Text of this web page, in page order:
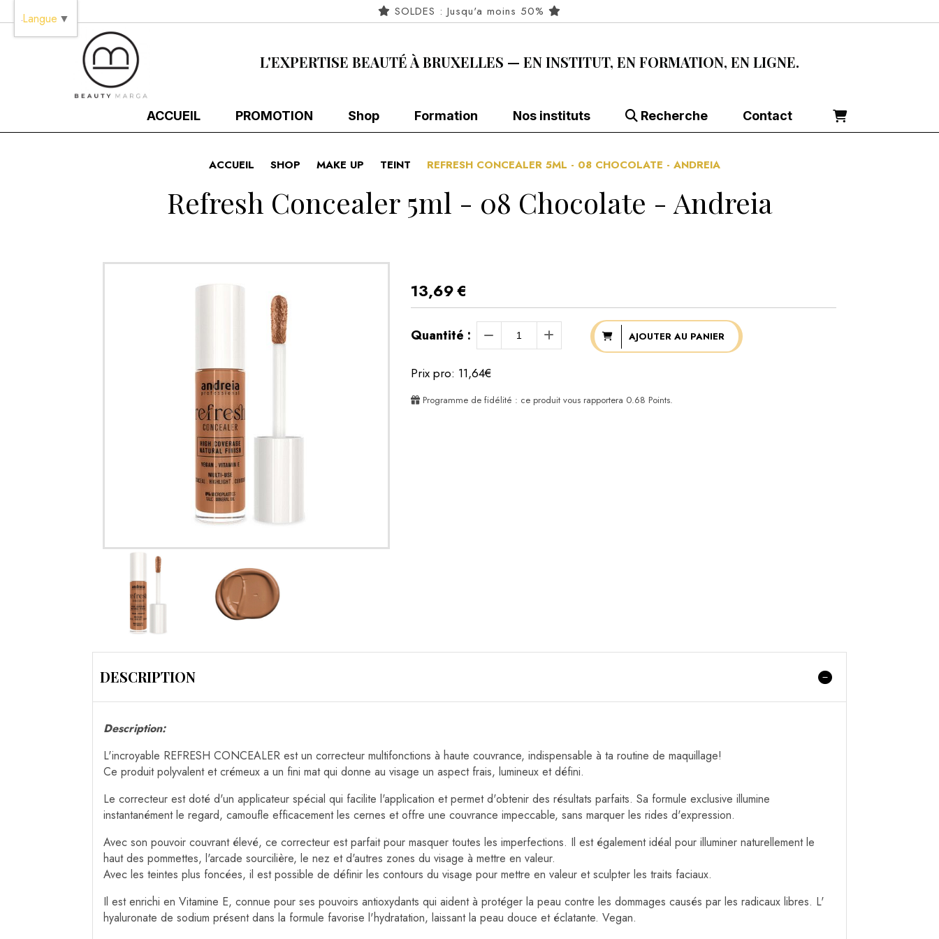
SOLDES : Jusqu'a moins 50%
L'EXPERTISE BEAUTÉ À BRUXELLES — EN INSTITUT, EN FORMATION, EN LIGNE.
ACCUEIL PROMOTION Shop Formation Nos instituts Recherche Contact
ACCUEIL SHOP MAKE UP TEINT REFRESH CONCEALER 5ML - 08 CHOCOLATE - ANDREIA
Refresh Concealer 5ml - 08 Chocolate - Andreia
13,69€
Quantité : AJOUTER AU PANIER
Prix pro: 11,64€
Programme de fidélité : ce produit vous rapportera 0.68 Points.
DESCRIPTION
Description:
L'incroyable REFRESH CONCEALER est un correcteur multifonctions à haute couvrance, indispensable à ta routine de maquillage!
Ce produit polyvalent et crémeux a un fini mat qui donne au visage un aspect frais, lumineux et défini.
Le correcteur est doté d'un applicateur spécial qui facilite l'application et permet d'obtenir des résultats parfaits. Sa formule exclusive illumine
instantanément le regard, camoufle efficacement les cernes et offre une couvrance impeccable, sans marquer les rides d'expression.
Avec son pouvoir couvrant élevé, ce correcteur est parfait pour masquer toutes les imperfections. Il est également idéal pour illuminer naturellement le
haut des pommettes, l'arcade sourcilière, le nez et d'autres zones du visage à mettre en valeur.
Avec les teintes plus foncées, il est possible de définir les contours du visage pour mettre en valeur et sculpter les traits faciaux.
Il est enrichi en Vitamine E, connue pour ses pouvoirs antioxydants qui aident à protéger la peau contre les dommages causés par les radicaux libres. L'
hyaluronate de sodium présent dans la formule favorise l'hydratation, laissant la peau douce et éclatante. Vegan.
Langue ▼